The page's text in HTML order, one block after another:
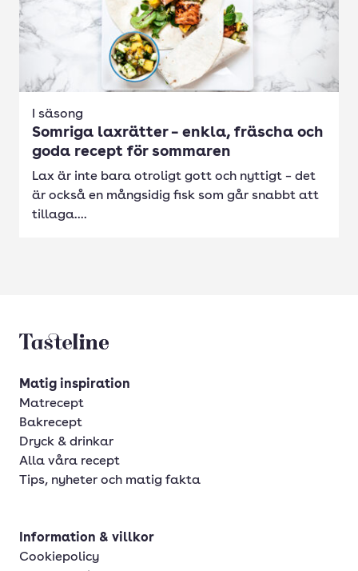
I säsong
Somriga laxrätter – enkla, fräscha och
goda recept för sommaren
Lax är inte bara otroligt gott och nyttigt – det
är också en mångsidig fisk som går snabbt att
tillaga....
Tasteline startsida
Matig inspiration
Matrecept
Bakrecept
Dryck & drinkar
Alla våra recept
Tips, nyheter och matig fakta
Information & villkor
Cookiepolicy